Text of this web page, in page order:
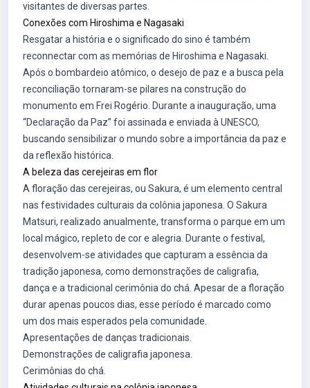
visitantes de diversas partes.
Conexões com Hiroshima e Nagasaki
Resgatar a história e o significado do sino é também
reconnectar com as memórias de Hiroshima e Nagasaki.
Após o bombardeio atômico, o desejo de paz e a busca pela
reconciliação tornaram-se pilares na construção do
monumento em Frei Rogério. Durante a inauguração, uma
“Declaração da Paz” foi assinada e enviada à UNESCO,
buscando sensibilizar o mundo sobre a importância da paz e
da reflexão histórica.
A beleza das cerejeiras em flor
A floração das cerejeiras, ou Sakura, é um elemento central
nas festividades culturais da colônia japonesa. O Sakura
Matsuri, realizado anualmente, transforma o parque em um
local mágico, repleto de cor e alegria. Durante o festival,
desenvolvem-se atividades que capturam a essência da
tradição japonesa, como demonstrações de caligrafia,
dança e a tradicional cerimônia do chá. Apesar de a floração
durar apenas poucos dias, esse período é marcado como
um dos mais esperados pela comunidade.
Apresentações de danças tradicionais.
Demonstrações de caligrafia japonesa.
Cerimônias do chá.